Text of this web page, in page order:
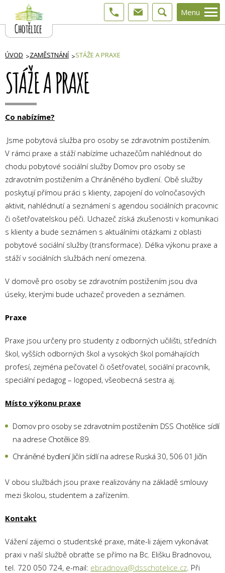
Menu
ÚVOD ZAMĚSTNÁNÍ STÁŽE A PRAXE
STÁŽE A PRAXE
Co nabízíme?
Jsme pobytová služba pro osoby se zdravotním postižením.
V rámci praxe a stáží nabízíme uchazečům nahlédnout do
chodu pobytové sociální služby Domov pro osoby se
zdravotním postižením a Chráněného bydlení. Obě služby
poskytují přímou práci s klienty, zapojení do volnočasových
aktivit, nahlédnutí a seznámení s agendou sociálních pracovnic
či ošetřovatelskou péči. Uchazeč získá zkušenosti v komunikaci
s klienty a bude seznámen s aktuálními otázkami z oblasti
pobytové sociální služby (transformace). Délka výkonu praxe a
stáží v sociálních službách není omezena.
V domově pro osoby se zdravotním postižením jsou dva
úseky, kterými bude uchazeč proveden a seznámen.
Praxe
Praxe jsou určeny pro studenty z odborných učilišti, středních
škol, vyšších odborných škol a vysokých škol pomáhajících
profesí, zejména pečovatel či ošetřovatel, sociální pracovník,
speciální pedagog – logoped, všeobecná sestra aj.
Místo výkonu praxe
Domov pro osoby se zdravotním postižením DSS Chotělice sídlí
na adrese Chotělice 89.
Chráněné bydlení Jičín sídlí na adrese Ruská 30, 506 01 Jičín
V obou službách jsou praxe realizovány na základě smlouvy
mezi školou, studentem a zařízením.
Kontakt
Vážení zájemci o studentské praxe, máte-li zájem vykonávat
praxi v naší službě obraťte se přímo na Bc. Elišku Bradnovou,
tel. 720 050 724, e-mail: ebradnova@dsschotelice.cz. Při